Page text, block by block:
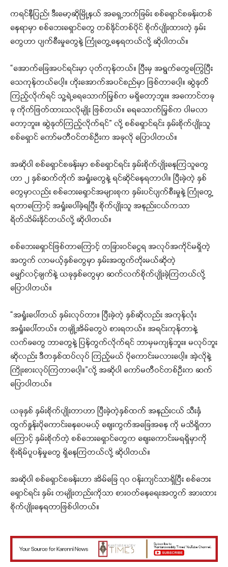
ကရင်နီပြည်၊ ဒီးမော့ဆိုမြို့နယ် အရှေ့ဘက်ခြမ်း စစ်ရှောင်စခန်းတစ်
နေရာမှာ စစ်ဘေးရှောင်တွေ တစ်နိုင်တစ်ပိုင် စိုက်ပျိုးထားတဲ့ နှမ်း
တွေဟာ ပျက်စီးမှုတွေနဲ့ ကြုံတွေ့နေရတယ်လို့ ဆိုပါတယ်။
“အောက်ခြေအပင်ရင်းမှာ ပုတ်ကုန်တယ်။ ပြီးမှ အရွက်တွေကြွေပြီး
သေကုန်တယ်ပေါ့။ ဟိုးအောက်အပင်စည်မှာ ဖြစ်တာပေါ့။ ဆွဲနုတ််
ကြည့်လိုက်ရင် သူ့ရဲ့ရေသောက်မြှစ်က မရှိတော့ဘူး။ အကောင်တခု
ခု ကိုက်ဖြတ်ထားသလိုမျိုး ဖြစ်တယ်။ ရေသောက်မြှစ်က ပါမလာ
တော့ဘူး။ ဆွဲနုတ်ကြည့်လိုက်ရင်” လို့ စစ်ရှောင်ရင်း နှမ်းစိုက်ပျိုးသူ
စစ်ရှောင် ကော်မတီဝင်တစ်ဦးက အခုလို ပြောပါတယ်။
အဆိုပါ စစ်ရှောင်စခန်းမှာ စစ်ရှောင်ရင်း နှမ်းစိုက်ပျိုးနေကြသူတွေ
ဟာ ၂ နှစ်ဆက်တိုက် အရှုံးတွေနဲ့ ရင်ဆိုင်နေရတာပါ။ ပြီးခဲ့တဲ့ နှစ်
တွေမှာလည်း စစ်ဘေးရှောင်အများစုက နှမ်းပင်ပျက်စီးမှုနဲ့ ကြုံတွေ့
ရတာကြောင့် အရှုံးပေါ်ခဲ့ရပြီး စိုက်ပျိုးသူ အနည်းငယ်ကသာ
ရိတ်သိမ်းနိုင်တယ်လို့ ဆိုပါတယ်။
စစ်ဘေးရှောင်ဖြစ်တာကြောင့် တခြားဝင်ငွေရ အလုပ်အကိုင်မရှိတဲ့
အတွက် လာမယ့်နှစ်တွေမှာ နှမ်းအထွက်တိုးမယ်ဆိုတဲ့
မျှော်လင့်ချက်နဲ့ ယခုနှစ်တွေမှာ ဆက်လက်စိုက်ပျိုးခဲ့ကြတယ်လို့
ပြောပါတယ်။
“အရှုံးပေါ်တယ် နှမ်းလုပ်တာ။ ပြီးခဲ့တဲ့ နှစ်ဆိုလည်း အကုန်လုံး
အရှုံးပေါ်တယ်။ တချို့အိမ်တွေပဲ စားရတယ်။ အရင်းကုန်တာနဲ့
လက်ခတွေ ဘာတွေနဲ့ ပြန်တွက်လိုက်ရင် ဘာမှမကျန်ဘူး။ မလုပ်ဘူး
ဆိုလည်း ဒီတနှစ်ထပ်လုပ် ကြည့်မယ် ပိုကောင်းမလားပေါ့။ အဲ့လိုနဲ့
ကြိုးစားလုပ်ကြတာပေါ့။”လို့ အဆိုပါ ကော်မတီဝင်တစ်ဦးက ဆက်
ပြောပါတယ်။
ယခုနှစ် နှမ်းစိုက်ပျိုးတာဟာ ပြီးခဲ့တဲ့နှစ်ထက် အနည်းငယ် သီးနှံ
ထွက်နှုန်းပိုကောင်းနေပေမယ့် ဈေးကွက်အခြေအနေ ကို မသိရှိတာ
ကြောင့် နှမ်းစိုက်တဲ့ စစ်ဘေးရှောင်တွေက ဈေးကောင်းမရရှိမှာကို
စိုးရိမ်ပူပန်မှုတွေ ရှိနေကြတယ်လို့ ဆိုပါတယ်။
အဆိုပါ စစ်ရှောင်စခန်းဟာ အိမ်ခြေ ၇၀ ဝန်းကျင်သာရှိပြီး စစ်ဘေး
ရှောင်ရင်း နှမ်း တမျိုးတည်းကိုသာ စားဝတ်နေရေးအတွက် အားထား
စိုက်ပျိုးနေရတာဖြစ်ပါတယ်။